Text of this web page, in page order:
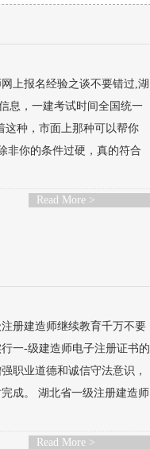
上报名经验之谈不要错过,湖
息，一建考试时间全国统一
这种，市面上那种可以帮你
非你的条件过硬，真的符合
Read More >
册建造师继续教育千万不要
一-级建造师电子注册证书的
职业道德和诚信守法意识，
成。 湖北省一级注册建造师
Read More >